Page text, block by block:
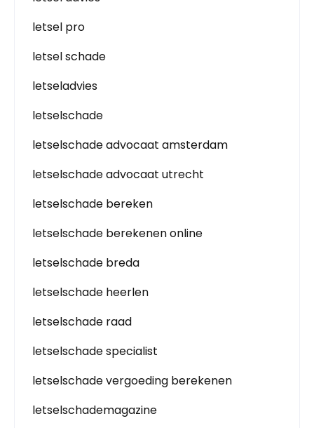
letsel pro
letsel schade
letseladvies
letselschade
letselschade advocaat amsterdam
letselschade advocaat utrecht
letselschade bereken
letselschade berekenen online
letselschade breda
letselschade heerlen
letselschade raad
letselschade specialist
letselschade vergoeding berekenen
letselschademagazine